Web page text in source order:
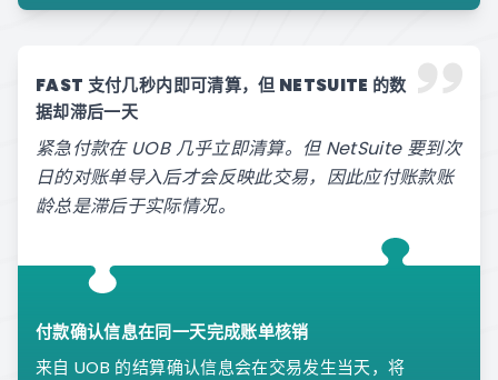
FAST 支付几秒内即可清算，但 NETSUITE 的数
据却滞后一天
紧急付款在 UOB 几乎立即清算。但 NetSuite 要到次
日的对账单导入后才会反映此交易，因此应付账款账
龄总是滞后于实际情况。
付款确认信息在同一天完成账单核销
来自 UOB 的结算确认信息会在交易发生当天，将